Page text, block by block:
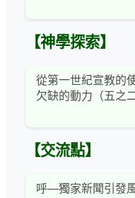
【神學探索】
從第一世紀宣教的
欠缺的動力（五之二
【交流點】
呼—獨家新聞引發